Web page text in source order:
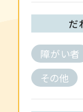
だ
障がい者
その他